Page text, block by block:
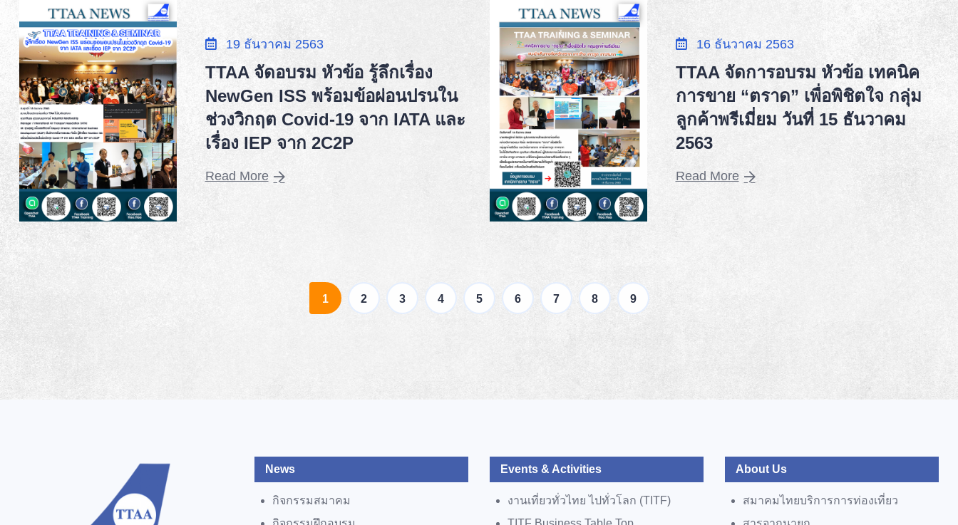
19 ธันวาคม 2563
TTAA จัดอบรม หัวข้อ รู้ลึกเรื่อง
NewGen ISS พร้อมข้อผ่อนปรนใน
ช่วงวิกฤต Covid-19 จาก IATA และ
เรื่อง IEP จาก 2C2P
Read More
16 ธันวาคม 2563
TTAA จัดการอบรม หัวข้อ เทคนิค
การขาย “ตราด” เพื่อพิชิตใจ กลุ่ม
ลูกค้าพรีเมี่ยม วันที่ 15 ธันวาคม
2563
Read More
1 (current)
2 3 4 5 6 7 8 9
News
กิจกรรมสมาคม
Events & Activities
งานเที่ยวทั่วไทย ไปทั่วโลก (TITF)
About Us
สมาคมไทยบริการการท่องเที่ยว